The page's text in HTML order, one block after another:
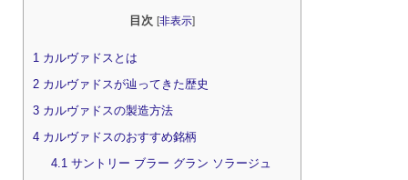
目次 [非表示]
1カルヴァドスとは
2カルヴァドスが辿ってきた歴史
3カルヴァドスの製造方法
4カルヴァドスのおすすめ銘柄
4.1サントリー ブラー グラン ソラージュ